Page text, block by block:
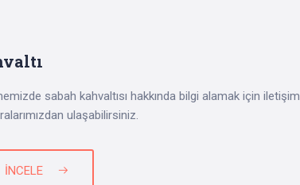
sabah kahvaltısı hakkında bilgi alamak için iletişim
ulaşabilirsiniz.
İNCELE